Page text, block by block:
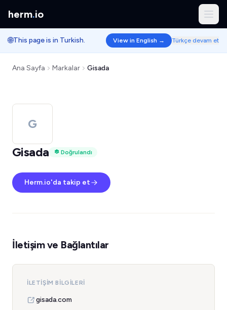
herm.io
🌐This page is in Turkish. View in English → Türkçe devam et
Ana Sayfa Markalar Gisada
G
Gisada
Doğrulandı
Herm.io'da takip et
İletişim ve Bağlantılar
İLETIŞIM BILGILERI
gisada.com